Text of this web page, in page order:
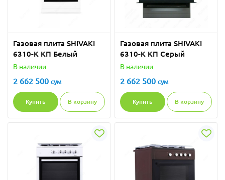
Газовая плита SHIVAKI
6310-K КП Белый
В наличии
2 662 500 сум
Купить В корзину
Газовая плита SHIVAKI
6310-K КП Серый
В наличии
2 662 500 сум
Купить В корзину